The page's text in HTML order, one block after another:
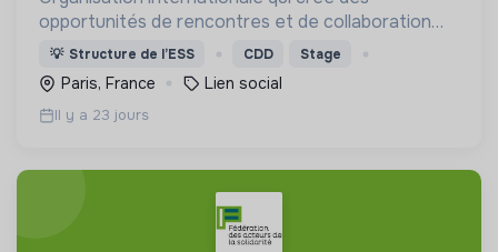
opportunités de rencontres et de collaboration
entre locaux et nouveaux arrivants (réfugiés,
demandeurs d'asile...) 🙌
💡 Structure de l’ESS CDD Stage
Paris, France Lien social
Il y a 23 jours